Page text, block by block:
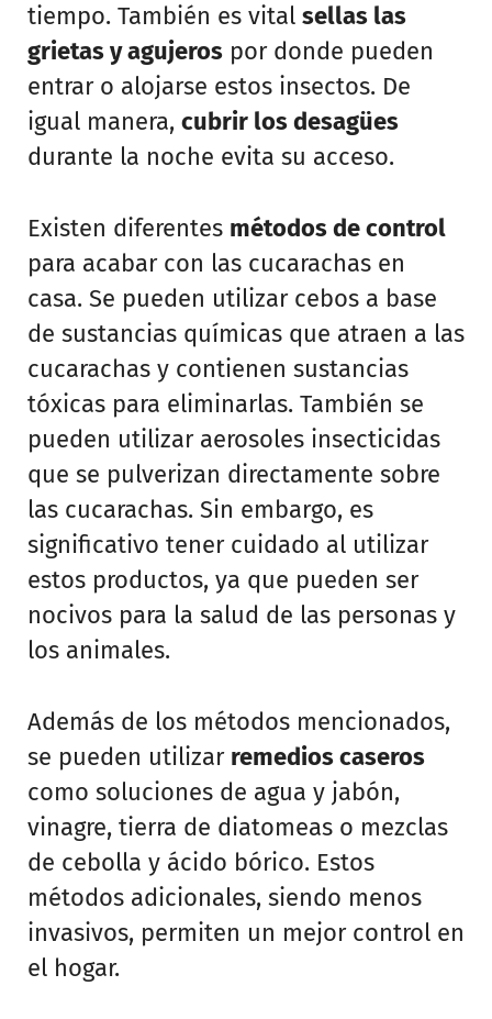
tiempo. También es vital sellas las
grietas y agujeros por donde pueden
entrar o alojarse estos insectos. De
igual manera, cubrir los desagües
durante la noche evita su acceso.
Existen diferentes métodos de control
para acabar con las cucarachas en
casa. Se pueden utilizar cebos a base
de sustancias químicas que atraen a las
cucarachas y contienen sustancias
tóxicas para eliminarlas. También se
pueden utilizar aerosoles insecticidas
que se pulverizan directamente sobre
las cucarachas. Sin embargo, es
significativo tener cuidado al utilizar
estos productos, ya que pueden ser
nocivos para la salud de las personas y
los animales.
Además de los métodos mencionados,
se pueden utilizar remedios caseros
como soluciones de agua y jabón,
vinagre, tierra de diatomeas o mezclas
de cebolla y ácido bórico. Estos
métodos adicionales, siendo menos
invasivos, permiten un mejor control en
el hogar.